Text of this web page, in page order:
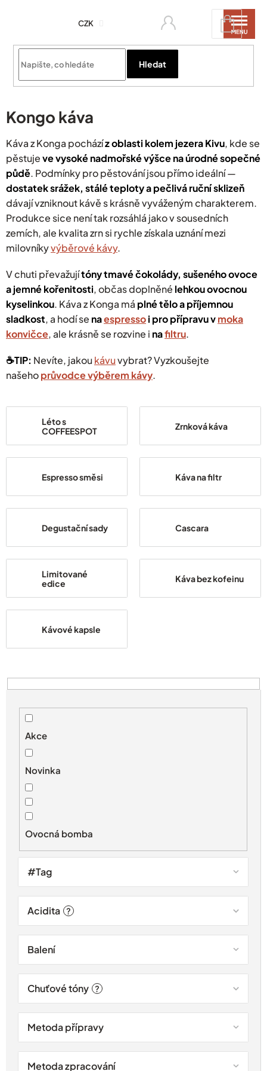
CZK
Hledat
Nákupní
košík
Kongo káva
Káva z Konga pocházíz oblasti kolem jezera Kivu, kde se
pěstujeve vysoké nadmořské výšce na úrodné sopečné
půdě. Podmínky pro pěstování jsou přímo ideální —
dostatek srážek, stálé teploty a pečlivá ruční sklizeň
dávají vzniknout kávě s krásně vyváženým charakterem.
Produkce sice není tak rozsáhlá jako v sousedních
zemích, ale kvalita zrn si rychle získala uznání mezi
milovníkyvýběrové kávy.
V chuti převažujítóny tmavé čokolády, sušeného ovoce
a jemné kořenitosti, občas doplněné lehkou ovocnou
kyselinkou. Káva z Konga má plné tělo a příjemnou
sladkost, a hodí se naespressoi pro přípravu vmoka
konvičce, ale krásně se rozvine i nafiltru.
☕️TIP: Nevíte, jakoukávuvybrat? Vyzkoušejte
našehoprůvodce výběrem kávy.
Léto s
COFFEESPOT
Zrnková káva
Espresso směsi Káva na filtr
Degustační sady Cascara
Limitované
edice
Káva bez kofeinu
Kávové kapsle
Akce
Novinka
Ovocná bomba
#Tag
Acidita ?
Balení
Chuťové tóny ?
Metoda přípravy
Metoda zpracování
V